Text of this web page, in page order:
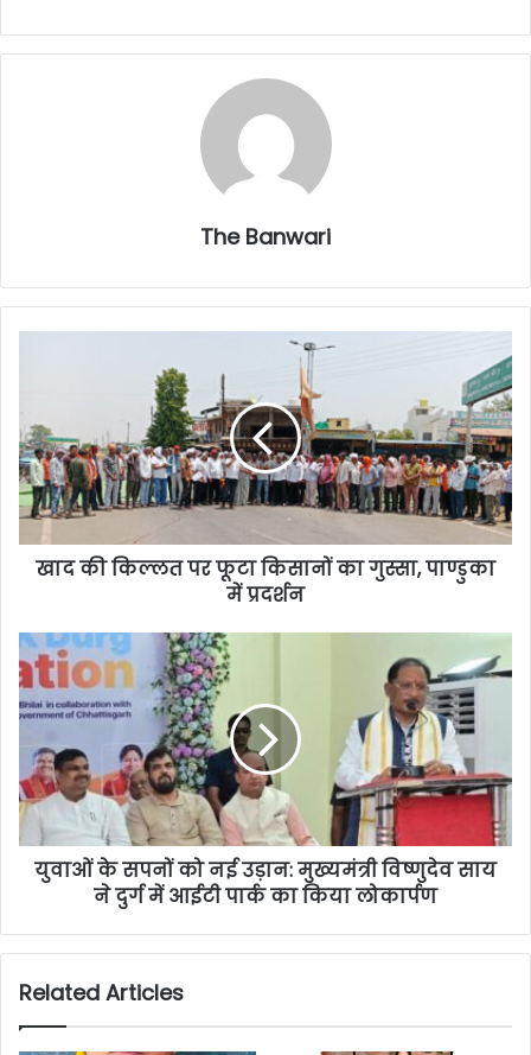
The Banwari
खाद की किल्लत पर फूटा किसानों का गुस्सा, पाण्डुका
में प्रदर्शन
युवाओं के सपनों को नई उड़ान: मुख्यमंत्री विष्णुदेव साय
ने दुर्ग में आईटी पार्क का किया लोकार्पण
Related Articles